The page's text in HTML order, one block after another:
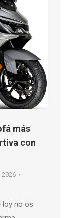
más
con
2026
no os